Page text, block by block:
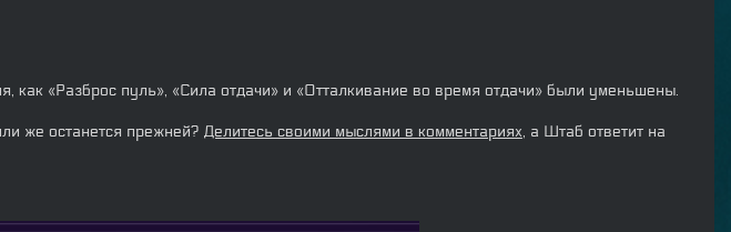
как «Разброс пуль», «Сила отдачи» и «Отталкивание во время отдачи» были уменьшены.
же останется прежней? Делитесь своими мыслями в комментариях, а Штаб ответит на